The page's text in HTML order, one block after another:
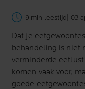
9 min leestijd | 03
Dat je
behandeling is niet
verminderde eetlust
komen vaak voor,
goede